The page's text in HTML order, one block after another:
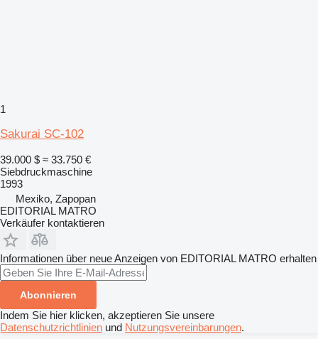
1
Sakurai SC-102
39.000 $ ≈ 33.750 €
Siebdruckmaschine
1993
Mexiko, Zapopan
EDITORIAL MATRO
Verkäufer kontaktieren
Informationen über neue Anzeigen von EDITORIAL MATRO erhalten
Abonnieren
Indem Sie hier klicken, akzeptieren Sie unsere
Datenschutzrichtlinien und Nutzungsvereinbarungen.